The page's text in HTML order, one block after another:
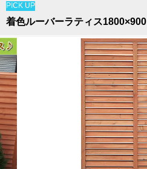
PICK UP
着色ルーバーラティス1800×900